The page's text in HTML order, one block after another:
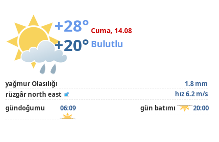
+28°
+20°
Cuma, 14.08
Bulutlu
yağmur Olasılığı
1.8 mm
rüzgâr north east
hız 6.2 m/s
gündoğumu
06:09 gün batımı 20:00